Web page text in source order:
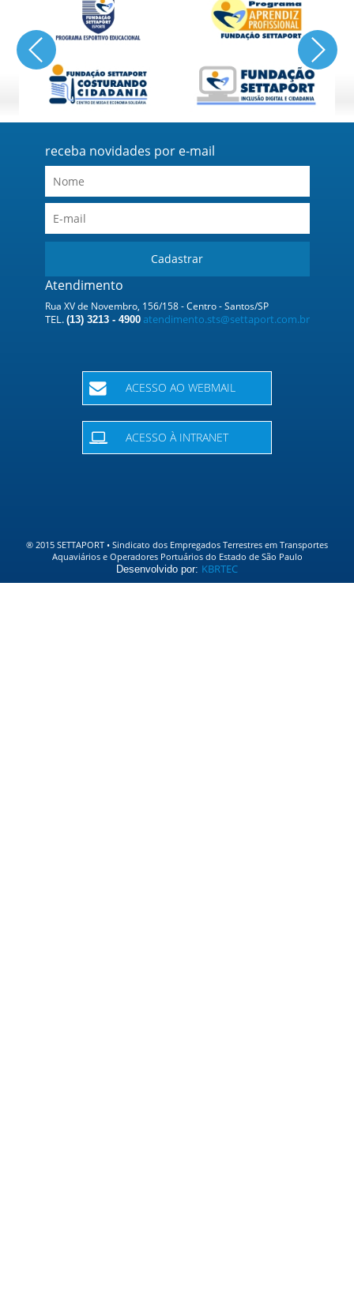
receba novidades por e-mail
Cadastrar
Atendimento
Rua XV de Novembro, 156/158 - Centro - Santos/SP
TEL. (13) 3213 - 4900 atendimento.sts@settaport.com.br
ACESSO AO WEBMAIL
ACESSO À INTRANET
® 2015 SETTAPORT • Sindicato dos Empregados Terrestres em Transportes
Aquaviários e Operadores Portuários do Estado de São Paulo
Desenvolvido por: KBRTEC